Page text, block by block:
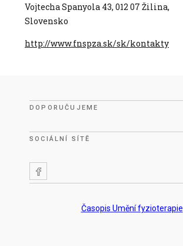
Vojtecha Spanyola 43, 012 07 Žilina,
Slovensko
http://www.fnspza.sk/sk/kontakty
DOPORUČUJEME
SOCIÁLNÍ SÍTĚ
Časopis Umění fyzioterapie